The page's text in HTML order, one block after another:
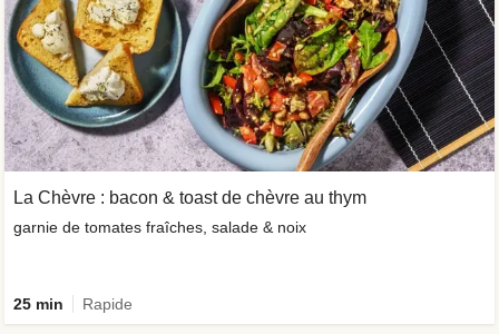
La Chèvre : bacon & toast de chèvre au thym
garnie de tomates fraîches, salade & noix
25 min Rapide